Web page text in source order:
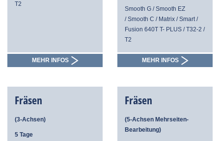
T2
MEHR INFOS
Smooth G / Smooth EZ
/ Smooth C / Matrix / Smart /
Fusion 640T T- PLUS / T32-2 /
T2
MEHR INFOS
Fräsen
(3-Achsen)
5 Tage
Fräsen
(5-Achsen Mehrseiten-
Bearbeitung)